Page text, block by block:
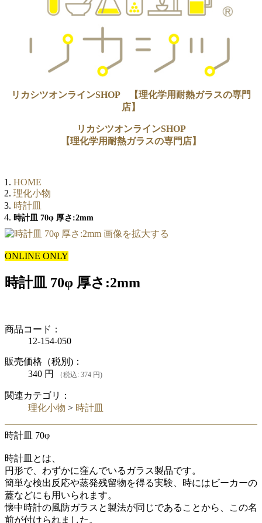
リカシツオンラインSHOP 【理化学用耐熱ガラスの専門
店】
リカシツオンラインSHOP
【理化学用耐熱ガラスの専門店】
HOME
理化小物
時計皿
時計皿 70φ 厚さ:2mm
画像を拡大する
ONLINE ONLY
時計皿 70φ 厚さ:2mm
商品コード：
12-154-050
販売価格（税別)：
340 円 （税込: 374 円)
関連カテゴリ：
理化小物 > 時計皿
時計皿 70φ
時計皿とは、
円形で、わずかに窪んでいるガラス製品です。
簡単な検出反応や蒸発残留物を得る実験、時にはビーカーの
蓋などにも用いられます。
懐中時計の風防ガラスと製法が同じであることから、この名
前が付けられました。